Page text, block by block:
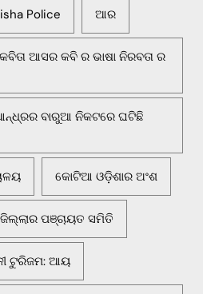
Police ଆର
ଆସର କବି ର ଭାଷା ନିରବତା ର
ବାରୁଆ ନିକଟରେ ଘଟିଛି
କୋଟିଆ ଓଡ଼ିଶାର ଅଂଶ
ପଞ୍ଚାୟତ ସମିତି
ଟୁରିଜମ: ଆୟ